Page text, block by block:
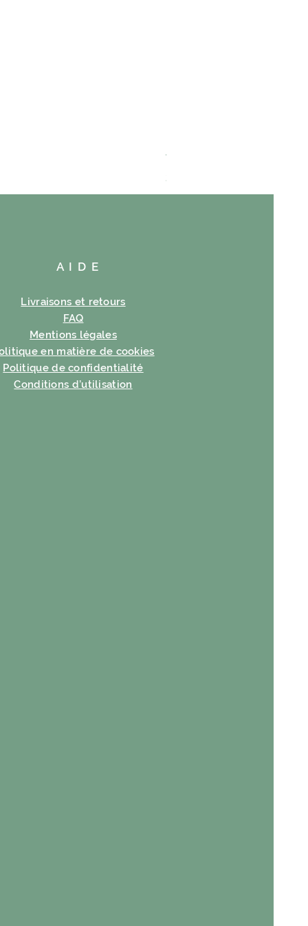
VAYANCE
Prix
23,00 €
AIDE
Livraisons et retours
FAQ
Mentions légales
en matière de cookies
Politique de confidentialité
Conditions d’utilisation